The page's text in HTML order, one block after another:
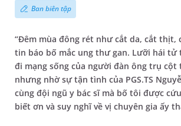
Ban biên tập
“Đêm mùa đông rét như cắt da, cắt thịt,
tin báo bố mắc ung thư gan. Lưỡi hái tử
đi mạng sống của người đàn ông trụ cột
nhưng nhờ sự tận tình của PGS.TS
cùng đội ngũ y bác sĩ mà bố tôi được
biết ơn và suy nghĩ về vị chuyên gia ấy